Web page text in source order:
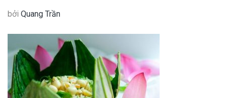
bởi Quang Trần